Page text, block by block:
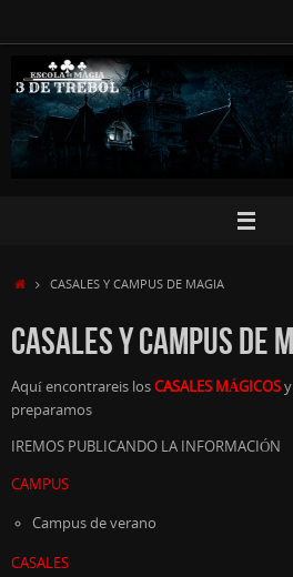
contenido
INICIOCASALES Y CAMPUS DE MAGIA
CASALES Y CAMPUS DE
Aquí encontrareis losCASALES MÁGICOS
preparamos
IREMOS PUBLICANDO LA INFORMACIÓN
CAMPUS
Campus de verano
CASALES